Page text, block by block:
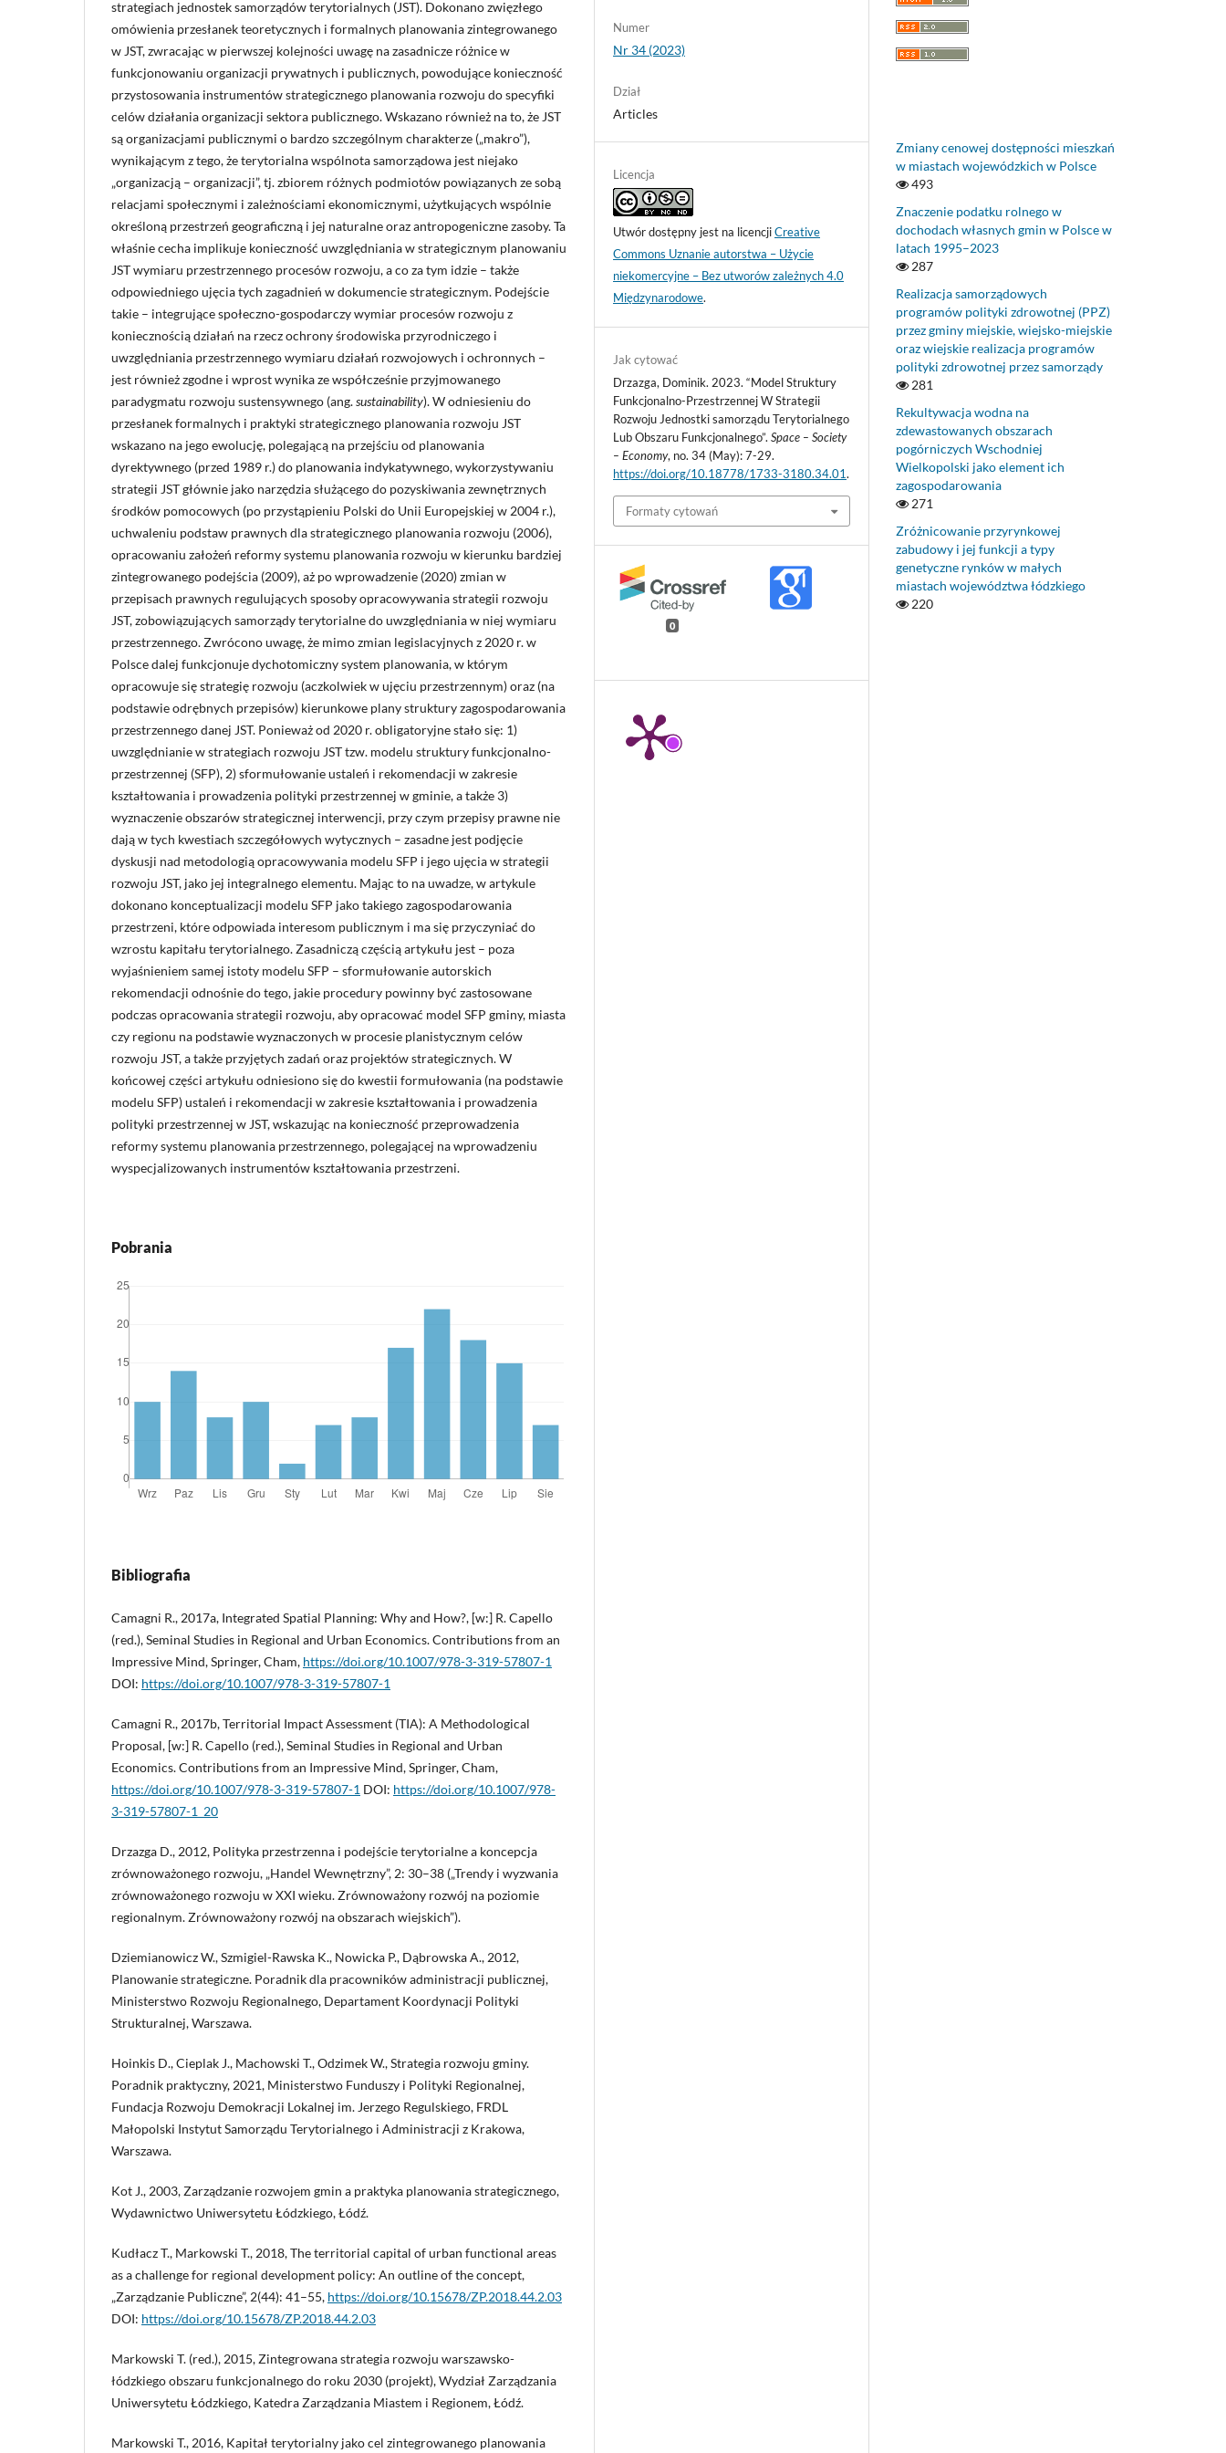
strategiach jednostek samorządów terytorialnych (JST). Dokonano zwięzłego
omówienia przesłanek teoretycznych i formalnych planowania zintegrowanego
w JST, zwracając w pierwszej kolejności uwagę na zasadnicze różnice w
funkcjonowaniu organizacji prywatnych i publicznych, powodujące konieczność
przystosowania instrumentów strategicznego planowania rozwoju do specyfiki
celów działania organizacji sektora publicznego. Wskazano również na to, że JST
są organizacjami publicznymi o bardzo szczególnym charakterze („makro”),
wynikającym z tego, że terytorialna wspólnota samorządowa jest niejako
„organizacją – organizacji”, tj. zbiorem różnych podmiotów powiązanych ze sobą
relacjami społecznymi i zależnościami ekonomicznymi, użytkujących wspólnie
określoną przestrzeń geograficzną i jej naturalne oraz antropogeniczne zasoby. Ta
właśnie cecha implikuje konieczność uwzględniania w strategicznym planowaniu
JST wymiaru przestrzennego procesów rozwoju, a co za tym idzie – także
odpowiedniego ujęcia tych zagadnień w dokumencie strategicznym. Podejście
takie – integrujące społeczno-gospodarczy wymiar procesów rozwoju z
koniecznością działań na rzecz ochrony środowiska przyrodniczego i
uwzględniania przestrzennego wymiaru działań rozwojowych i ochronnych –
jest również zgodne i wprost wynika ze współcześnie przyjmowanego
paradygmatu rozwoju sustensywnego (ang.sustainability). W odniesieniu do
przesłanek formalnych i praktyki strategicznego planowania rozwoju JST
wskazano na jego ewolucję, polegającą na przejściu od planowania
dyrektywnego (przed 1989 r.) do planowania indykatywnego, wykorzystywaniu
strategii JST głównie jako narzędzia służącego do pozyskiwania zewnętrznych
środków pomocowych (po przystąpieniu Polski do Unii Europejskiej w 2004 r.),
uchwaleniu podstaw prawnych dla strategicznego planowania rozwoju (2006),
opracowaniu założeń reformy systemu planowania rozwoju w kierunku bardziej
zintegrowanego podejścia (2009), aż po wprowadzenie (2020) zmian w
przepisach prawnych regulujących sposoby opracowywania strategii rozwoju
JST, zobowiązujących samorządy terytorialne do uwzględniania w niej wymiaru
przestrzennego. Zwrócono uwagę, że mimo zmian legislacyjnych z 2020 r. w
Polsce dalej funkcjonuje dychotomiczny system planowania, w którym
opracowuje się strategię rozwoju (aczkolwiek w ujęciu przestrzennym) oraz (na
podstawie odrębnych przepisów) kierunkowe plany struktury zagospodarowania
przestrzennego danej JST. Ponieważ od 2020 r. obligatoryjne stało się: 1)
uwzględnianie w strategiach rozwoju JST tzw. modelu struktury funkcjonalno-
przestrzennej (SFP), 2) sformułowanie ustaleń i rekomendacji w zakresie
kształtowania i prowadzenia polityki przestrzennej w gminie, a także 3)
wyznaczenie obszarów strategicznej interwencji, przy czym przepisy prawne nie
dają w tych kwestiach szczegółowych wytycznych – zasadne jest podjęcie
dyskusji nad metodologią opracowywania modelu SFP i jego ujęcia w strategii
rozwoju JST, jako jej integralnego elementu. Mając to na uwadze, w artykule
dokonano konceptualizacji modelu SFP jako takiego zagospodarowania
przestrzeni, które odpowiada interesom publicznym i ma się przyczyniać do
wzrostu kapitału terytorialnego. Zasadniczą częścią artykułu jest – poza
wyjaśnieniem samej istoty modelu SFP – sformułowanie autorskich
rekomendacji odnośnie do tego, jakie procedury powinny być zastosowane
podczas opracowania strategii rozwoju, aby opracować model SFP gminy, miasta
czy regionu na podstawie wyznaczonych w procesie planistycznym celów
rozwoju JST, a także przyjętych zadań oraz projektów strategicznych. W
końcowej części artykułu odniesiono się do kwestii formułowania (na podstawie
modelu SFP) ustaleń i rekomendacji w zakresie kształtowania i prowadzenia
polityki przestrzennej w JST, wskazując na konieczność przeprowadzenia
reformy systemu planowania przestrzennego, polegającej na wprowadzeniu
wyspecjalizowanych instrumentów kształtowania przestrzeni.
Pobrania
Bibliografia
Camagni R., 2017a, Integrated Spatial Planning: Why and How?, [w:] R. Capello
(red.), Seminal Studies in Regional and Urban Economics. Contributions from an
Impressive Mind, Springer, Cham, https://doi.org/10.1007/978-3-319-57807-1
DOI: https://doi.org/10.1007/978-3-319-57807-1
Camagni R., 2017b, Territorial Impact Assessment (TIA): A Methodological
Proposal, [w:] R. Capello (red.), Seminal Studies in Regional and Urban
Economics. Contributions from an Impressive Mind, Springer, Cham,
https://doi.org/10.1007/978-3-319-57807-1 DOI: https://doi.org/10.1007/978-
3-319-57807-1_20
Drzazga D., 2012, Polityka przestrzenna i podejście terytorialne a koncepcja
zrównoważonego rozwoju, „Handel Wewnętrzny”, 2: 30–38 („Trendy i wyzwania
zrównoważonego rozwoju w XXI wieku. Zrównoważony rozwój na poziomie
regionalnym. Zrównoważony rozwój na obszarach wiejskich”).
Dziemianowicz W., Szmigiel-Rawska K., Nowicka P., Dąbrowska A., 2012,
Planowanie strategiczne. Poradnik dla pracowników administracji publicznej,
Ministerstwo Rozwoju Regionalnego, Departament Koordynacji Polityki
Strukturalnej, Warszawa.
Hoinkis D., Cieplak J., Machowski T., Odzimek W., Strategia rozwoju gminy.
Poradnik praktyczny, 2021, Ministerstwo Funduszy i Polityki Regionalnej,
Fundacja Rozwoju Demokracji Lokalnej im. Jerzego Regulskiego, FRDL
Małopolski Instytut Samorządu Terytorialnego i Administracji z Krakowa,
Warszawa.
Kot J., 2003, Zarządzanie rozwojem gmin a praktyka planowania strategicznego,
Wydawnictwo Uniwersytetu Łódzkiego, Łódź.
Kudłacz T., Markowski T., 2018, The territorial capital of urban functional areas
as a challenge for regional development policy: An outline of the concept,
„Zarządzanie Publiczne”, 2(44): 41–55, https://doi.org/10.15678/ZP.2018.44.2.03
DOI: https://doi.org/10.15678/ZP.2018.44.2.03
Markowski T. (red.), 2015, Zintegrowana strategia rozwoju warszawsko-
łódzkiego obszaru funkcjonalnego do roku 2030 (projekt), Wydział Zarządzania
Uniwersytetu Łódzkiego, Katedra Zarządzania Miastem i Regionem, Łódź.
Markowski T., 2016, Kapitał terytorialny jako cel zintegrowanego planowania
Numer
Nr 34 (2023)
Dział
Articles
Licencja
Utwór dostępny jest na licencjiCreative
Commons Uznanie autorstwa – Użycie
niekomercyjne – Bez utworów zależnych 4.0
Międzynarodowe.
Jak cytować
Drzazga, Dominik. 2023. “Model Struktury
Funkcjonalno-Przestrzennej W Strategii
Rozwoju Jednostki samorządu Terytorialnego
Lub Obszaru Funkcjonalnego”.Space – Society
– Economy, no. 34 (May): 7-29.
https://doi.org/10.18778/1733-3180.34.01.
Formaty cytowań
0
Zmiany cenowej dostępności mieszkań
w miastach wojewódzkich w Polsce
493
Znaczenie podatku rolnego w
dochodach własnych gmin w Polsce w
latach 1995–2023
287
Realizacja samorządowych
programów polityki zdrowotnej (PPZ)
przez gminy miejskie, wiejsko-miejskie
oraz wiejskie realizacja programów
polityki zdrowotnej przez samorządy
281
Rekultywacja wodna na
zdewastowanych obszarach
pogórniczych Wschodniej
Wielkopolski jako element ich
zagospodarowania
271
Zróżnicowanie przyrynkowej
zabudowy i jej funkcji a typy
genetyczne rynków w małych
miastach województwa łódzkiego
220